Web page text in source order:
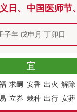
日 、 中国医师节、
子年 戊申月 丁卯日
宜
求嗣 安香 出火 解除
立券 栽种 出行 安葬